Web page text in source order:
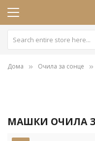
Дома Очила за сонце
МАШКИ ОЧИЛА